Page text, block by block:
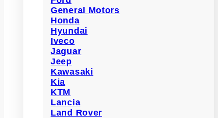
General Motors
Honda
Hyundai
Iveco
Jaguar
Jeep
Kawasaki
Kia
KTM
Lancia
Land Rover